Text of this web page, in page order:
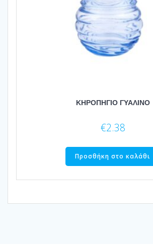
ΚΗΡΟΠΗΓΙΟ ΓΥΑΛΙΝΟ
€2.38
Προσθήκη στο καλάθι